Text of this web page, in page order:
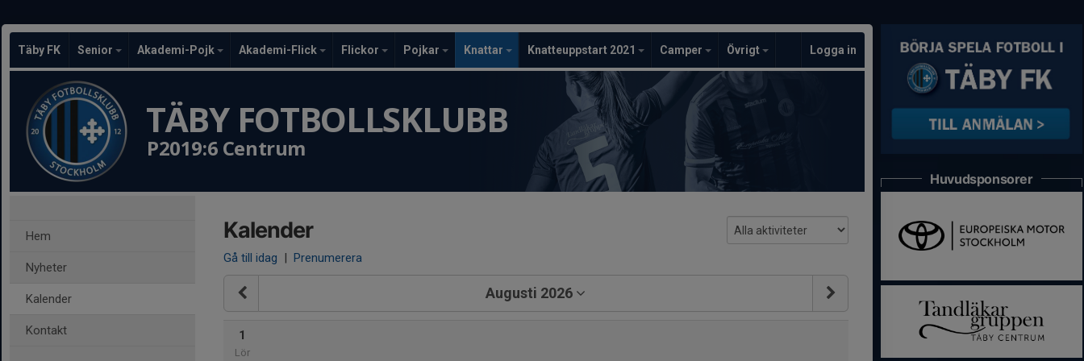
Täby FK Senior Akademi-Pojk Akademi-Flick Flickor Pojkar Knattar Knatteuppstart 2021 Camper Övrigt Logga in
TÄBY FOTBOLLSKLUBB
P2019:6 Centrum
Hem
Nyheter
Kalender
Kontakt
Kalender
Gå till idag | Prenumerera
Augusti 2026
1
Lör
Huvudsponsorer